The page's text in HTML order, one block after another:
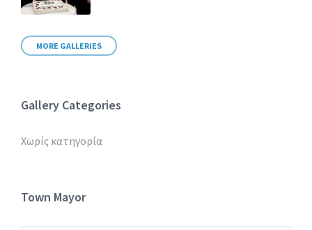
MORE GALLERIES
Gallery Categories
Χωρίς κατηγορία
Town Mayor